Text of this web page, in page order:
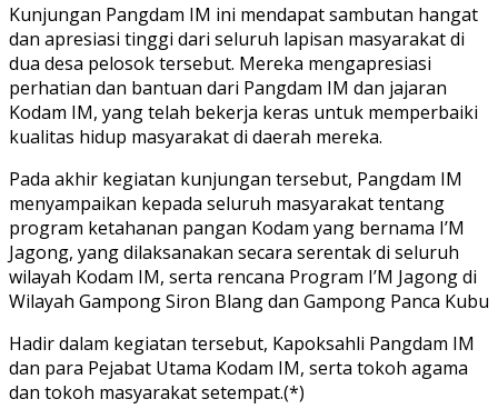
Kunjungan Pangdam IM ini mendapat sambutan hangat
dan apresiasi tinggi dari seluruh lapisan masyarakat di
dua desa pelosok tersebut. Mereka mengapresiasi
perhatian dan bantuan dari Pangdam IM dan jajaran
Kodam IM, yang telah bekerja keras untuk memperbaiki
kualitas hidup masyarakat di daerah mereka.
Pada akhir kegiatan kunjungan tersebut, Pangdam IM
menyampaikan kepada seluruh masyarakat tentang
program ketahanan pangan Kodam yang bernama I’M
Jagong, yang dilaksanakan secara serentak di seluruh
wilayah Kodam IM, serta rencana Program I’M Jagong di
Wilayah Gampong Siron Blang dan Gampong Panca Kubu
Hadir dalam kegiatan tersebut, Kapoksahli Pangdam IM
dan para Pejabat Utama Kodam IM, serta tokoh agama
dan tokoh masyarakat setempat.(*)